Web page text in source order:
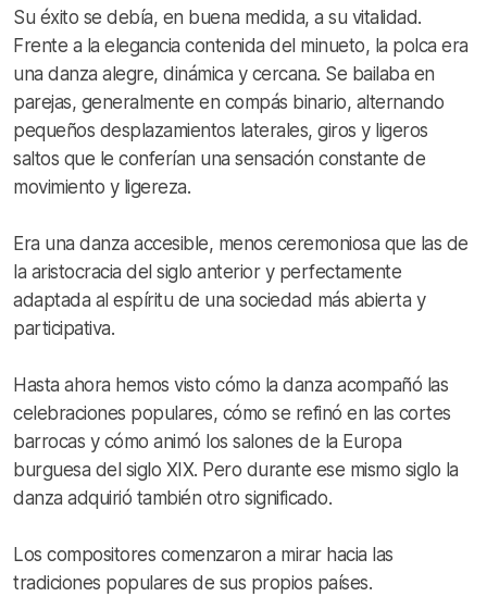
Su éxito se debía, en buena medida, a su vitalidad.
Frente a la elegancia contenida del minueto, la polca era
una danza alegre, dinámica y cercana. Se bailaba en
parejas, generalmente en compás binario, alternando
pequeños desplazamientos laterales, giros y ligeros
saltos que le conferían una sensación constante de
movimiento y ligereza.
Era una danza accesible, menos ceremoniosa que las de
la aristocracia del siglo anterior y perfectamente
adaptada al espíritu de una sociedad más abierta y
participativa.
Hasta ahora hemos visto cómo la danza acompañó las
celebraciones populares, cómo se refinó en las cortes
barrocas y cómo animó los salones de la Europa
burguesa del siglo XIX. Pero durante ese mismo siglo la
danza adquirió también otro significado.
Los compositores comenzaron a mirar hacia las
tradiciones populares de sus propios países.